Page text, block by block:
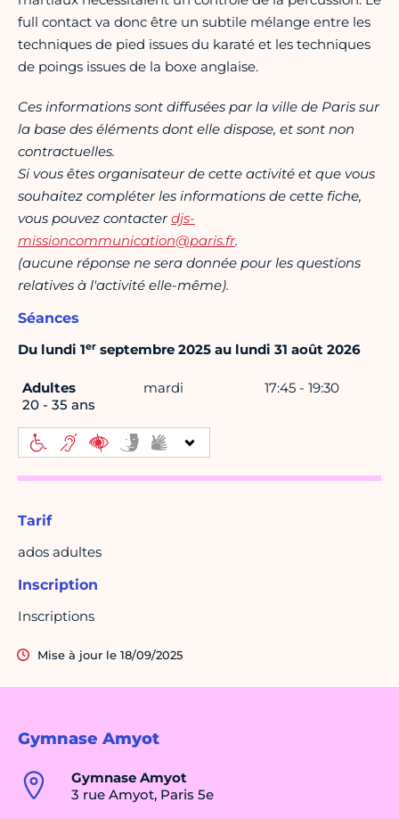
Gymnase Amyot
Gymnase Amyot
3 rue Amyot, Paris 5e
full contact va donc être un subtile mélange entre les
techniques de pied issues du karaté et les techniques
de poings issues de la boxe anglaise.
Ces informations sont diffusées par la ville de Paris sur
la base des éléments dont elle dispose, et sont non
contractuelles.
Si vous êtes organisateur de cette activité et que vous
souhaitez compléter les informations de cette fiche,
vous pouvez contacterdjs-
missioncommunication@paris.fr.
(aucune réponse ne sera donnée pour les questions
relatives à l'activité elle-même).
Séances
Du lundi 1er septembre 2025 au lundi 31 août 2026
Adultes
20 - 35 ans
mardi 17:45 - 19:30
Tarif
ados adultes
Inscription
Inscriptions
Mise à jour le 18/09/2025